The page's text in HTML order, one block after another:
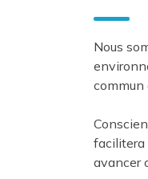
Nous
commun
facilitera
avancer